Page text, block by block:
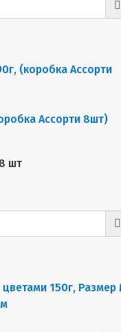
Ассорти 8шт)
шт